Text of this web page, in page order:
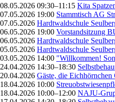
08.05.2026 09:30–11:15 Kita
07.05.2026 19:00 Stammtisch AG
07.05.2026 Hardtwaldschule
06.05.2026 19:00 Vorstandsitzung
06.05.2026 Hardtwaldschule
05.05.2026 Hardtwaldschule
03.05.2026 14:00 "Willkommen!
24.04.2026 14:30–18:30
20.04.2026 Gäste, die Eichhörnchen
18.04.2026 10:00
18.04.2026 10:00–12:00 NAJU-